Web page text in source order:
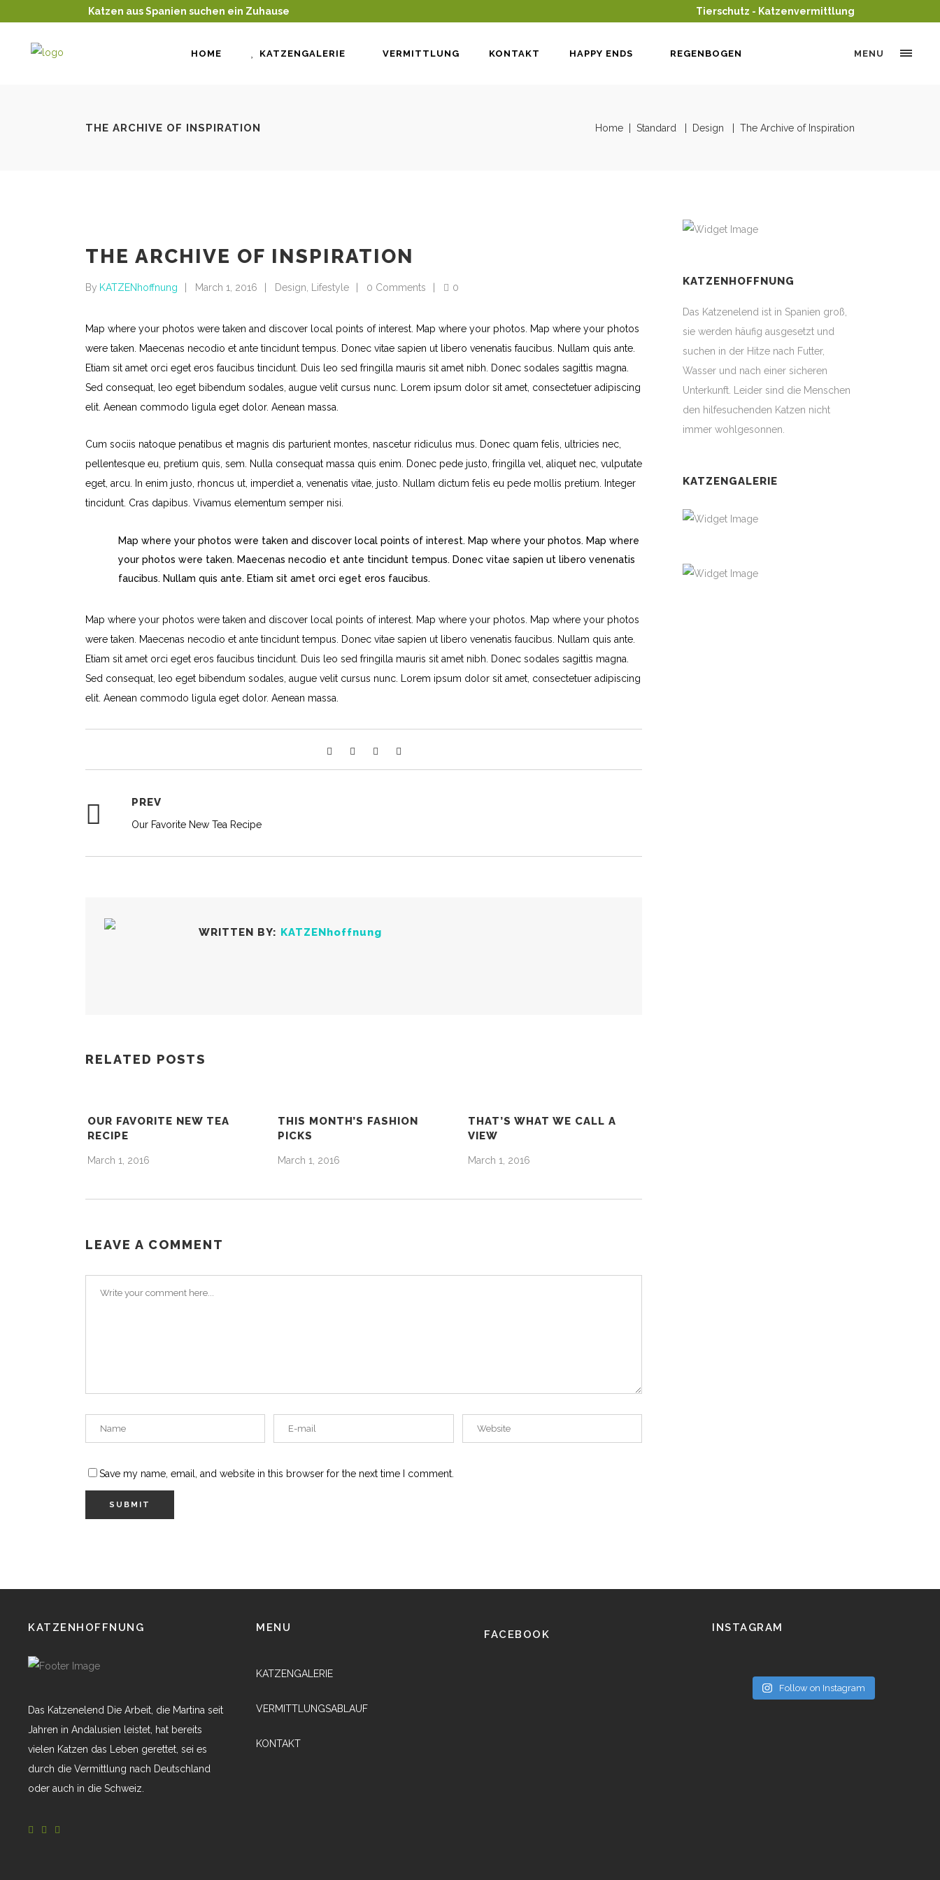
Katzen aus Spanien suchen ein Zuhause Tierschutz - Katzenvermittlung
HOME KATZENGALERIE VERMITTLUNG KONTAKT HAPPY ENDS REGENBOGEN MENU
THE ARCHIVE OF INSPIRATION Home Standard Design The Archive of Inspiration
THE ARCHIVE OF INSPIRATION
By KATZENhoffnung March 1, 2016 Design Lifestyle 0 Comments 0
Map where your photos were taken and discover local points of interest. Map where your photos. Map where your photos
were taken. Maecenas necodio et ante tincidunt tempus. Donec vitae sapien ut libero venenatis faucibus. Nullam quis ante.
Etiam sit amet orci eget eros faucibus tincidunt. Duis leo sed fringilla mauris sit amet nibh. Donec sodales sagittis magna.
Sed consequat, leo eget bibendum sodales, augue velit cursus nunc. Lorem ipsum dolor sit amet, consectetuer adipiscing
elit. Aenean commodo ligula eget dolor. Aenean massa.
Cum sociis natoque penatibus et magnis dis parturient montes, nascetur ridiculus mus. Donec quam felis, ultricies nec,
pellentesque eu, pretium quis, sem. Nulla consequat massa quis enim. Donec pede justo, fringilla vel, aliquet nec, vulputate
eget, arcu. In enim justo, rhoncus ut, imperdiet a, venenatis vitae, justo. Nullam dictum felis eu pede mollis pretium. Integer
tincidunt. Cras dapibus. Vivamus elementum semper nisi.
Map where your photos were taken and discover local points of interest. Map where your photos. Map where
your photos were taken. Maecenas necodio et ante tincidunt tempus. Donec vitae sapien ut libero venenatis
faucibus. Nullam quis ante. Etiam sit amet orci eget eros faucibus.
Map where your photos were taken and discover local points of interest. Map where your photos. Map where your photos
were taken. Maecenas necodio et ante tincidunt tempus. Donec vitae sapien ut libero venenatis faucibus. Nullam quis ante.
Etiam sit amet orci eget eros faucibus tincidunt. Duis leo sed fringilla mauris sit amet nibh. Donec sodales sagittis magna.
Sed consequat, leo eget bibendum sodales, augue velit cursus nunc. Lorem ipsum dolor sit amet, consectetuer adipiscing
elit. Aenean commodo ligula eget dolor. Aenean massa.
PREV
Our Favorite New Tea Recipe
WRITTEN BY: KATZENhoffnung
RELATED POSTS
OUR FAVORITE NEW TEA
RECIPE
March 1, 2016
THIS MONTH’S FASHION
PICKS
March 1, 2016
THAT’S WHAT WE CALL A
VIEW
March 1, 2016
LEAVE A COMMENT
Save my name, email, and website in this browser for the next time I comment.
KATZENHOFFNUNG
Das Katzenelend ist in Spanien groß,
sie werden häufig ausgesetzt und
suchen in der Hitze nach Futter,
Wasser und nach einer sicheren
Unterkunft. Leider sind die Menschen
den hilfesuchenden Katzen nicht
immer wohlgesonnen.
KATZENGALERIE
KATZENHOFFNUNG
Das Katzenelend Die Arbeit, die Martina seit
Jahren in Andalusien leistet, hat bereits
vielen Katzen das Leben gerettet, sei es
durch die Vermittlung nach Deutschland
oder auch in die Schweiz.
MENU
KATZENGALERIE
VERMITTLUNGSABLAUF
KONTAKT
FACEBOOK
INSTAGRAM
Follow on Instagram